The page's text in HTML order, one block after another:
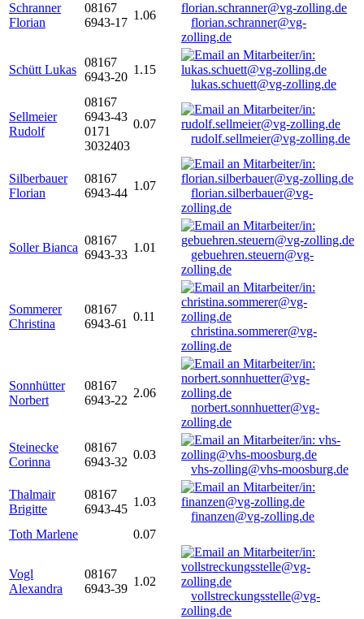
Schranner
Florian
08167
6943-17
1.06
florian.schranner@vg-
zolling.de
Schütt Lukas
08167
6943-20
1.15
lukas.schuett@vg-zolling.de
Sellmeier
Rudolf
08167
6943-43
0171
3032403
0.07
rudolf.sellmeier@vg-zolling.de
Silberbauer
Florian
08167
6943-44
1.07
florian.silberbauer@vg-
zolling.de
Soller Bianca
08167
6943-33
1.01
gebuehren.steuern@vg-
zolling.de
Sommerer
Christina
08167
6943-61
0.11
christina.sommerer@vg-
zolling.de
Sonnhütter
Norbert
08167
6943-22
2.06
norbert.sonnhuetter@vg-
zolling.de
Steinecke
Corinna
08167
6943-32
0.03
vhs-zolling@vhs-moosburg.de
Thalmair
Brigitte
08167
6943-45
1.03
finanzen@vg-zolling.de
Toth Marlene
0.07
Vogl
Alexandra
08167
6943-39
1.02
vollstreckungsstelle@vg-
zolling.de